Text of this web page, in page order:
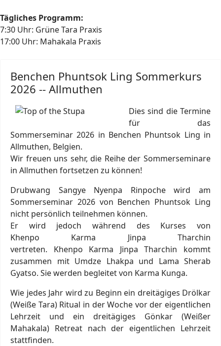
Tägliches Programm:
7:30 Uhr: Grüne Tara Praxis
17:00 Uhr: Mahakala Praxis
Benchen Phuntsok Ling Sommerkurs
2026 -- Allmuthen
Dies sind die Termine
für das
Sommerseminar 2026 in Benchen Phuntsok Ling in
Allmuthen, Belgien.
Wir freuen uns sehr, die Reihe der Sommerseminare
in Allmuthen fortsetzen zu können!
Drubwang Sangye Nyenpa Rinpoche wird am
Sommerseminar 2026 von Benchen Phuntsok Ling
nicht persönlich teilnehmen können.
Er wird jedoch während des Kurses von
Khenpo Karma Jinpa Tharchin
vertreten. Khenpo Karma Jinpa Tharchin kommt
zusammen mit Umdze Lhakpa und Lama Sherab
Gyatso. Sie werden begleitet von Karma Kunga.
Wie jedes Jahr wird zu Beginn ein dreitägiges Drölkar
(Weiße Tara) Ritual in der Woche vor der eigentlichen
Lehrzeit und ein dreitägiges Gönkar (Weißer
Mahakala) Retreat nach der eigentlichen Lehrzeit
stattfinden.